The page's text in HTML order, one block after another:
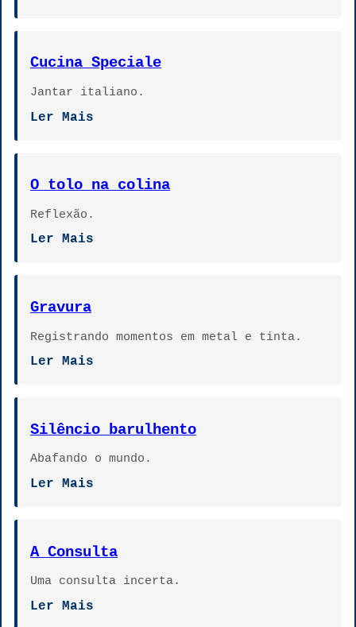
Cucina Speciale
Jantar italiano.
Ler Mais
O tolo na colina
Reflexão.
Ler Mais
Gravura
Registrando momentos em metal e tinta.
Ler Mais
Silêncio barulhento
Abafando o mundo.
Ler Mais
A Consulta
Uma consulta incerta.
Ler Mais